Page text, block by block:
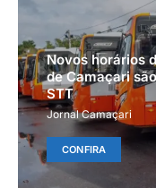
Novos horários
de Camaçari
STT
Jornal Camaçari
CONFIRA